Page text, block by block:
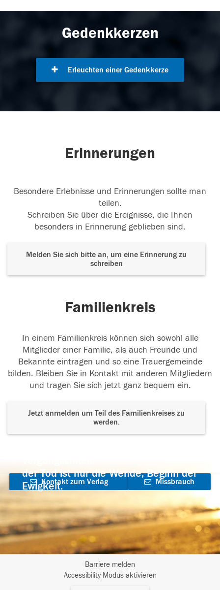
Gedenkkerzen
Erleuchten einer Gedenkkerze
Erinnerungen
Besondere Erlebnisse und Erinnerungen sollte man
teilen.
Schreiben Sie über die Ereignisse, die Ihnen
besonders in Erinnerung geblieben sind.
Melden Sie sich bitte an, um eine Erinnerung zu
schreiben
Familienkreis
In einem Familienkreis können sich sowohl alle
Mitglieder einer Familie, als auch Freunde und
Bekannte eintragen und so eine Trauergemeinde
bilden. Bleiben Sie in Kontakt mit anderen Mitgliedern
und tragen Sie sich jetzt ganz bequem ein.
Jetzt anmelden um Teil des Familienkreises zu
werden.
der Tod ist nur die Wende, Beginn der
Ewigkeit.
Kontakt zum Verlag
aufnehmen
Missbrauch
Barriere melden
Accessibility-Modus aktivieren